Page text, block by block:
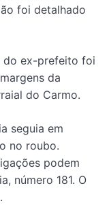
foi detalhado
do ex-prefeito foi
da
do Carmo.
seguia em
no roubo.
podem
número 181. O